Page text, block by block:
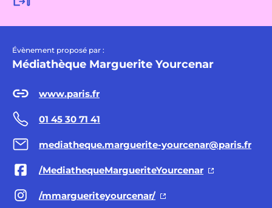
Évènement proposé par :
Médiathèque Marguerite Yourcenar
www.paris.fr
01 45 30 71 41
mediatheque.marguerite-yourcenar@paris.fr
/MediathequeMargueriteYourcenar
/mmargueriteyourcenar/